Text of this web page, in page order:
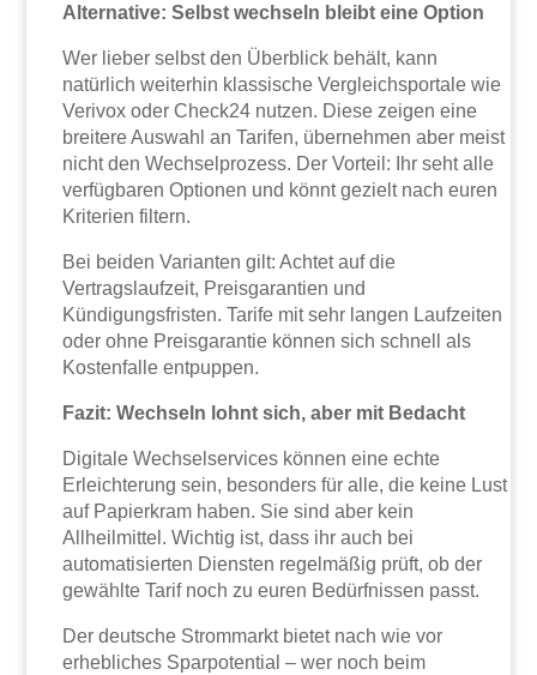
Alternative: Selbst wechseln bleibt eine Option
Wer lieber selbst den Überblick behält, kann
natürlich weiterhin klassische Vergleichsportale wie
Verivox oder Check24 nutzen. Diese zeigen eine
breitere Auswahl an Tarifen, übernehmen aber meist
nicht den Wechselprozess. Der Vorteil: Ihr seht alle
verfügbaren Optionen und könnt gezielt nach euren
Kriterien filtern.
Bei beiden Varianten gilt: Achtet auf die
Vertragslaufzeit, Preisgarantien und
Kündigungsfristen. Tarife mit sehr langen Laufzeiten
oder ohne Preisgarantie können sich schnell als
Kostenfalle entpuppen.
Fazit: Wechseln lohnt sich, aber mit Bedacht
Digitale Wechselservices können eine echte
Erleichterung sein, besonders für alle, die keine Lust
auf Papierkram haben. Sie sind aber kein
Allheilmittel. Wichtig ist, dass ihr auch bei
automatisierten Diensten regelmäßig prüft, ob der
gewählte Tarif noch zu euren Bedürfnissen passt.
Der deutsche Strommarkt bietet nach wie vor
erhebliches Sparpotential – wer noch beim